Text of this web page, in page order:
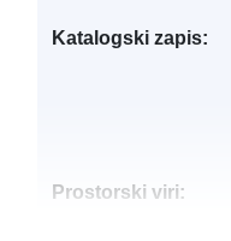
Katalogski zapis:
Prostorski viri: